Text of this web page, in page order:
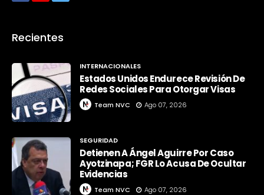
Recientes
INTERNACIONALES
Estados Unidos Endurece Revisión De
Redes Sociales Para Otorgar Visas
Team NVC Ago 07, 2026
SEGURIDAD
Detienen A Ángel Aguirre Por Caso
Ayotzinapa; FGR Lo Acusa De Ocultar
Evidencias
Team NVC Ago 07, 2026